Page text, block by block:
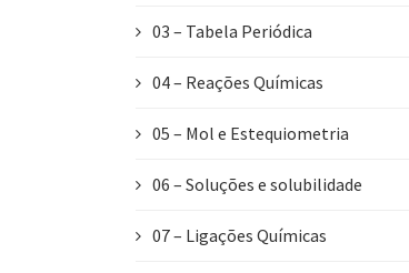
03 – Tabela Periódica
04 – Reações Químicas
05 – Mol e Estequiometria
06 – Soluções e solubilidade
07 – Ligações Químicas